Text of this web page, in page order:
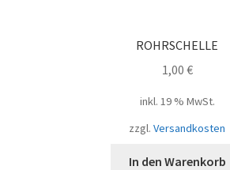
ROHRSCHELLE
1,00 €
inkl. 19 % MwSt.
zzgl. Versandkosten
In den Warenkorb